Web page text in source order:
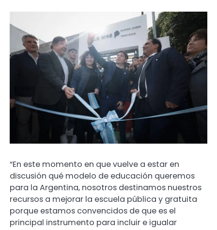
“En este momento en que vuelve a estar en
discusión qué modelo de educación queremos
para la Argentina, nosotros destinamos nuestros
recursos a mejorar la escuela pública y gratuita
porque estamos convencidos de que es el
principal instrumento para incluir e igualar